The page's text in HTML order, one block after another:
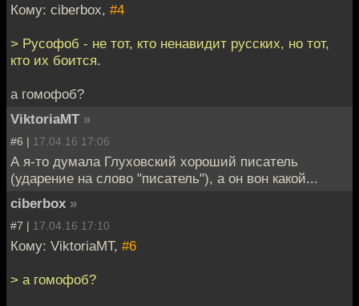
Кому: ciberbox, #4
> Русофоб - не тот, кто ненавидит русских, но тот,
кто их боится.
а гомофоб?
ViktoriaMT »
#6 | 17.04.16 17:06
А я-то думала Глуховский хороший писатель
(ударение на слово "писатель"), а он вон какой...
ciberbox »
#7 | 17.04.16 17:10
Кому: ViktoriaMT, #6
> а гомофоб?